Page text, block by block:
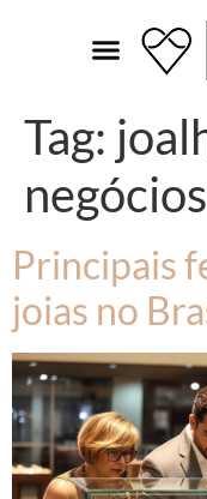
Tag:
negócios
Principais
joias no